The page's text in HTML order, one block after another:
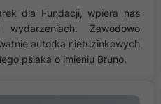
dla Fundacji, wpiera nas
Zawodowo
autorka nietuzinkowych
psiaka o imieniu Bruno.